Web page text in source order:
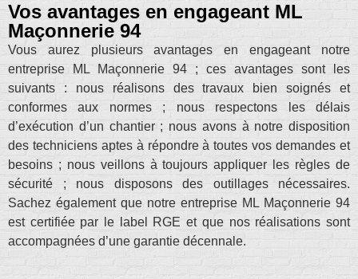
Vos avantages en engageant ML
Maçonnerie 94
Vous aurez plusieurs avantages en engageant notre
entreprise ML Maçonnerie 94 ; ces avantages sont les
suivants : nous réalisons des travaux bien soignés et
conformes aux normes ; nous respectons les délais
d’exécution d’un chantier ; nous avons à notre disposition
des techniciens aptes à répondre à toutes vos demandes et
besoins ; nous veillons à toujours appliquer les règles de
sécurité ; nous disposons des outillages nécessaires.
Sachez également que notre entreprise ML Maçonnerie 94
est certifiée par le label RGE et que nos réalisations sont
accompagnées d’une garantie décennale.